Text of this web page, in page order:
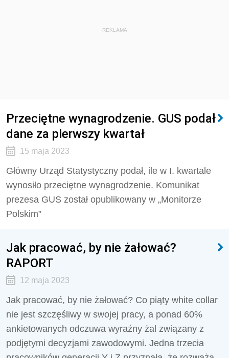
REKLAMA
Przeciętne wynagrodzenie. GUS podał
dane za pierwszy kwartał
15 maja 2023
Główny Urząd Statystyczny podał, ile w I. kwartale
wynosiło przeciętne wynagrodzenie. Komunikat
prezesa GUS został opublikowany w „Monitorze
Polskim”
Jak pracować, by nie żałować?
RAPORT
12 maja 2023
Jak pracować, by nie żałować? Co piąty white collar
nie jest szczęśliwy w swojej pracy, a ponad 60%
ankietowanych odczuwa wyraźny żal związany z
podjętymi decyzjami zawodowymi. Jedna trzecia